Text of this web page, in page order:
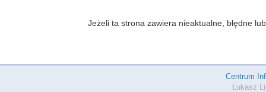
Jeżeli ta strona zawiera nieaktualne, błędne
Centrum
Łukasz